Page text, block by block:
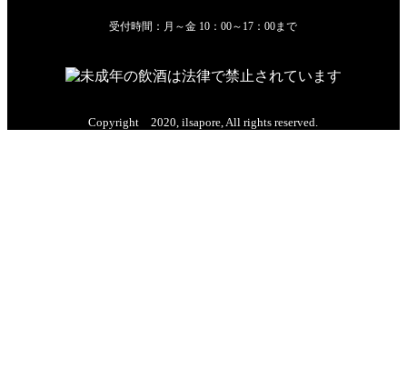
受付時間：月～金 10：00～17：00まで
Copyright 2020, ilsapore, All rights reserved.